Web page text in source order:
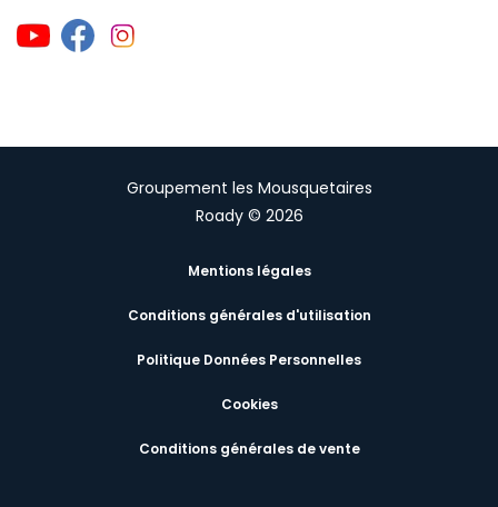
Groupement les Mousquetaires
Roady © 2026
Mentions légales
Conditions générales d'utilisation
Politique Données Personnelles
Cookies
Conditions générales de vente